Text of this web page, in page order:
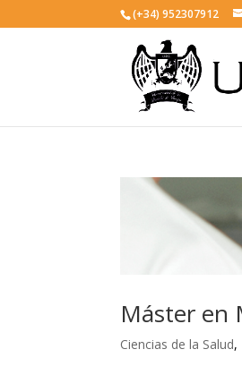
(+34) 952307912
Máster en
Ciencias de la Salud,